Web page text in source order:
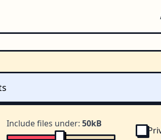
Include files under:50kB